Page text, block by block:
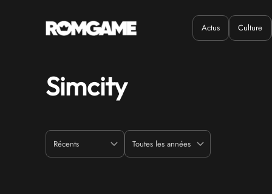
Quand ? Où ?
Actus Culture
Simcity